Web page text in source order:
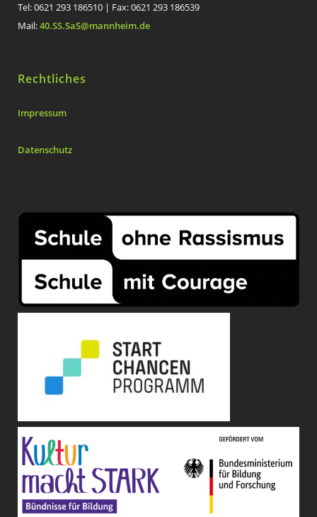
Tel: 0621 293 186510 | Fax: 0621 293 186539
Mail:40.SS.SaS@mannheim.de
Rechtliches
Impressum
Datenschutz